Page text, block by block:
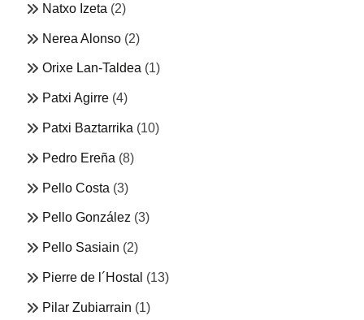
Natxo Izeta (2)
Nerea Alonso (2)
Orixe Lan-Taldea (1)
Patxi Agirre (4)
Patxi Baztarrika (10)
Pedro Ereña (8)
Pello Costa (3)
Pello González (3)
Pello Sasiain (2)
Pierre de l´Hostal (13)
Pilar Zubiarrain (1)